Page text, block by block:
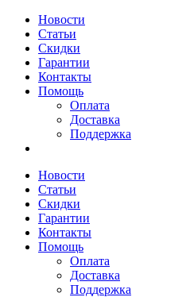
Новости
Статьи
Скидки
Гарантии
Контакты
Помощь
Оплата
Доставка
Поддержка
Новости
Статьи
Скидки
Гарантии
Контакты
Помощь
Оплата
Доставка
Поддержка